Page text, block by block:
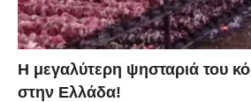
Η μεγαλύτερη ψησταριά του
στην Ελλάδα!